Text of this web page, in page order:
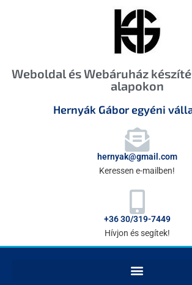
Weboldal és Webáruház
alapokon
Hernyák Gábor egyéni
hernyak@gmail.com
Keressen e-mailben!
+36 30/319-7449
Hívjon és segítek!